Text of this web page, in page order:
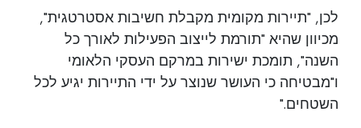
לכן, "תיירות מקומית מקבלת חשיבות אסטרטגית",
מכיוון שהיא "תורמת לייצוב הפעילות לאורך כל
השנה", תומכת ישירות במרקם העסקי הלאומי
ו"מבטיחה כי העושר שנוצר על ידי התיירות יגיע לכל
השטחים."